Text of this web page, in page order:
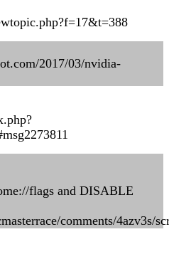
2017/03/nvidia-
flags and DISABLE
comments/4azv3s/